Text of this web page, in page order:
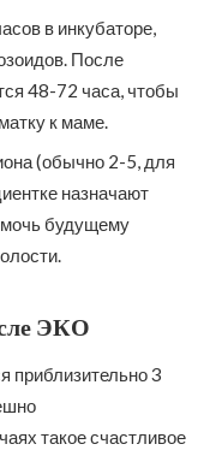
в инкубаторе,
После
48-72 часа, чтобы
к маме.
(обычно 2-5, для
назначают
будущему
ЭКО
приблизительно 3
такое счастливое